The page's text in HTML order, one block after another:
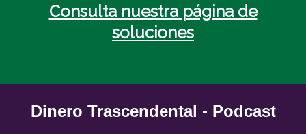
Consulta nuestra página de
soluciones
Dinero Trascendental - Podcast